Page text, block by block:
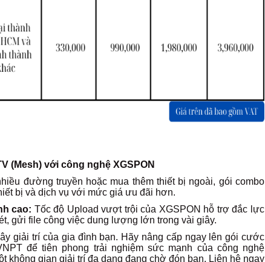
(Mesh) với công nghệ XGSPON
đường truyền hoặc mua thêm thiết bị ngoài, gói combo
bị và dịch vụ với mức giá ưu đãi hơn.
cao: Tốc độ Upload vượt trội của XGSPON hỗ trợ đắc lực
gửi file công việc dung lượng lớn trong vài giây.
giải trí của gia đình bạn. Hãy nâng cấp ngay lên gói cước
để tiên phong trải nghiệm sức mạnh của công nghệ
không gian giải trí đa dạng đang chờ đón bạn. Liên hệ ngay